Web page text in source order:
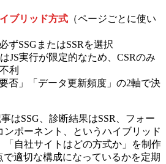
ブリッド方式 （ページごとに使い
ずSSGまたはSSRを選択
JS実行が限定的なため、CSRのみ
利
否」「データ更新頻度」の2軸で決
はSSG、診断結果はSSR、フォー
ンポーネント、というハイブリッド
「自社サイトはどの方式か」を制作
で適切な構成になっているかを定期